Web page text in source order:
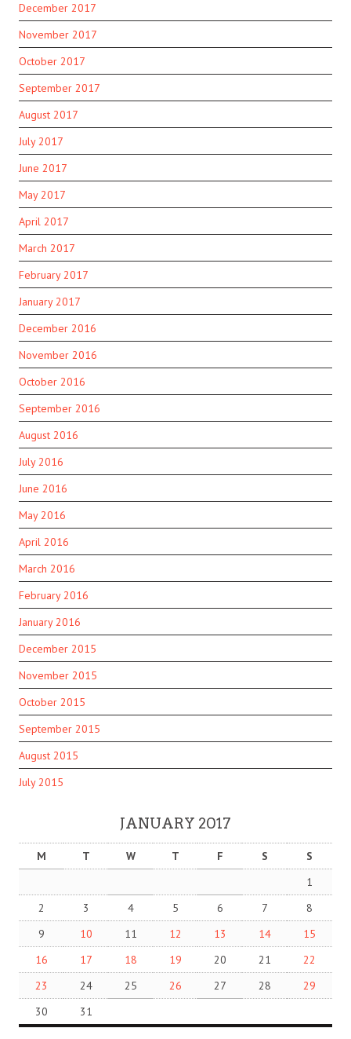
December 2017
November 2017
October 2017
September 2017
August 2017
July 2017
June 2017
May 2017
April 2017
March 2017
February 2017
January 2017
December 2016
November 2016
October 2016
September 2016
August 2016
July 2016
June 2016
May 2016
April 2016
March 2016
February 2016
January 2016
December 2015
November 2015
October 2015
September 2015
August 2015
July 2015
JANUARY 2017
M T W T F S
S
1
2
3 4 5 6 7
8
9
10 11 12 13 14
15
16
17 18 19 20 21
22
23
24 25 26 27 28
29
30
31